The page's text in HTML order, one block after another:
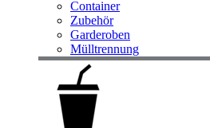
Container
Zubehör
Garderoben
Mülltrennung